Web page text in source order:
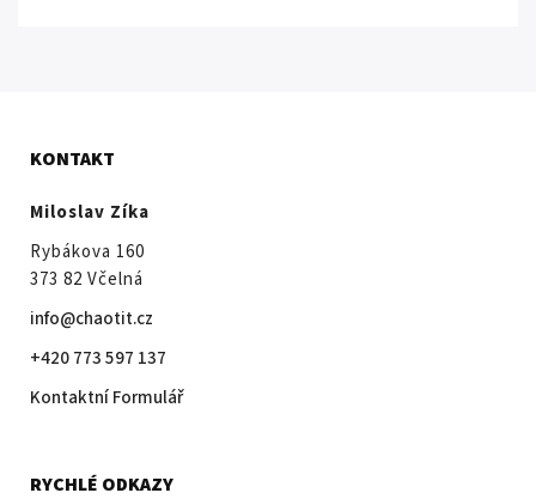
KONTAKT
Miloslav Zíka
Rybákova 160
373 82 Včelná
info@chaotit.cz
+420 773 597 137
Kontaktní Formulář
RYCHLÉ ODKAZY